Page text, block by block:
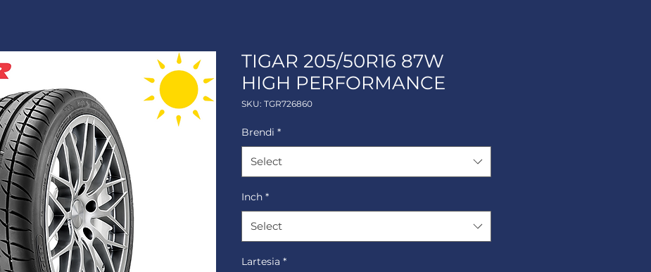
TIGAR 205/50R16 87W
HIGH PERFORMANCE
SKU: TGR726860
Brendi *
Select
Inch *
Select
Lartesia *